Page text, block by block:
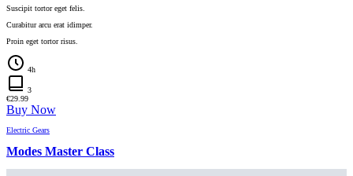
Suscipit tortor eget felis.
Curabitur arcu erat idimper.
Proin eget tortor risus.
4h
3
€29.99
Buy Now
Electric Gears
Modes Master Class